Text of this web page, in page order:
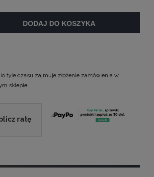
DODAJ DO KOSZYKA
tyle czasu zajmuje złożenie zamówienia w
sklepie
ratę